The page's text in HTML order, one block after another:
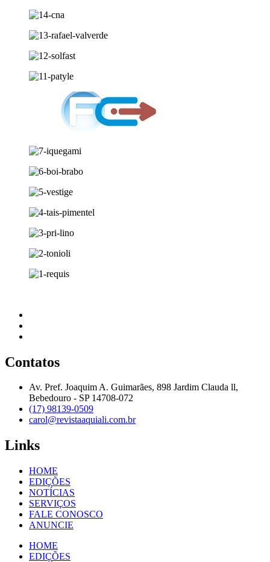
Contatos
Av. Pref. Joaquim A. Guimarães, 898 Jardim Clauda ll,
Bebedouro - SP 14708-072
(17) 98139-0509
carol@revistaaquiali.com.br
Links
HOME
EDIÇÕES
NOTÍCIAS
SERVIÇOS
FALE CONOSCO
ANUNCIE
HOME
EDIÇÕES